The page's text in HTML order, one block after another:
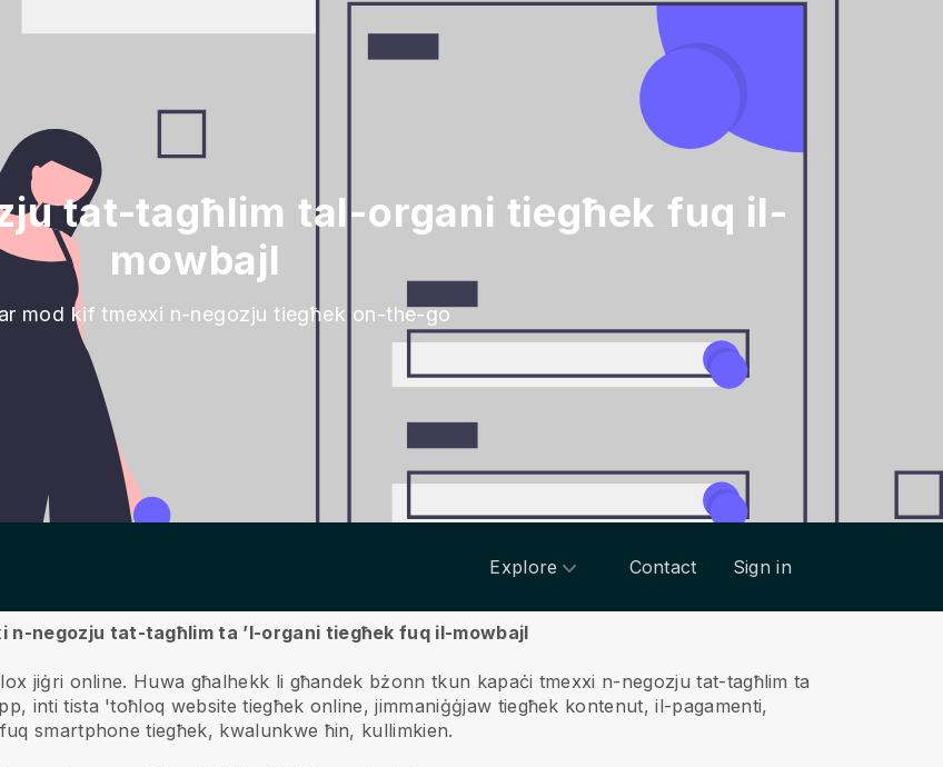
tat-tagħlim tal-organi tiegħek fuq il-
mowbajl
mod kif tmexxi n-negozju tiegħek on-the-go
Explore Contact Sign in
n-negozju tat-tagħlim ta ’l-organi tiegħek fuq il-mowbajl
jiġri online. Huwa għalhekk li għandek bżonn tkun kapaċi tmexxi n-negozju tat-tagħlim ta
inti tista 'toħloq website tiegħek online, jimmaniġġjaw tiegħek kontenut, il-pagamenti,
smartphone tiegħek, kwalunkwe ħin, kullimkien.